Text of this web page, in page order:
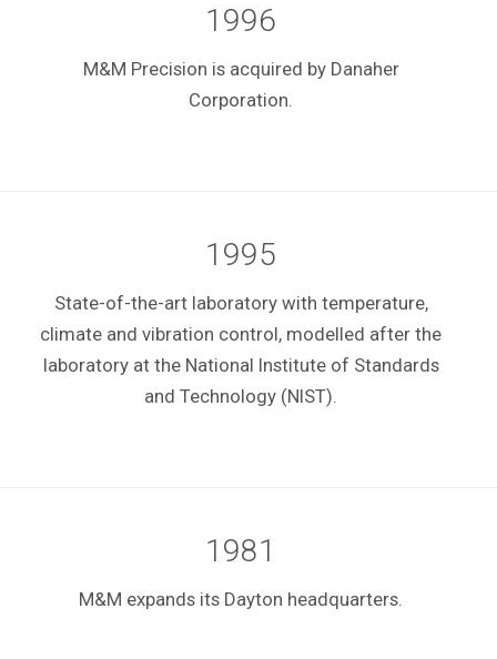
1996
M&M Precision is acquired by Danaher
Corporation.
1995
State-of-the-art laboratory with temperature,
climate and vibration control, modelled after the
laboratory at the National Institute of Standards
and Technology (NIST).
1981
M&M expands its Dayton headquarters.